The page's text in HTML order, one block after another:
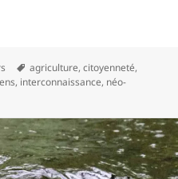
lieu de vie, de
Mots-
clés
agriculture,citoyenneté,
, interconnaissance, néo-